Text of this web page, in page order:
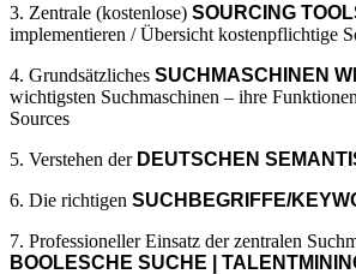
3. Zentrale (kostenlose) SOURCING
implementieren / Übersicht kostenpflichtige
4. Grundsätzliches SUCHMASCHINEN
wichtigsten Suchmaschinen – ihre
Sources
5. Verstehen der DEUTSCHEN
6. Die richtigen SUCHBEGRIFFE/
7. Professioneller Einsatz der zentralen
BOOLESCHE SUCHE |